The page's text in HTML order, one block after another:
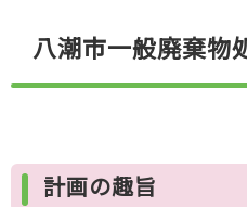
こ
ら
八潮市一般廃棄物
計画の趣旨